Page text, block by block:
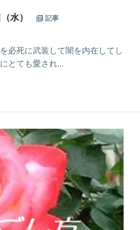
水）
記事
必死に武装して闇を内在してし
とても愛され...